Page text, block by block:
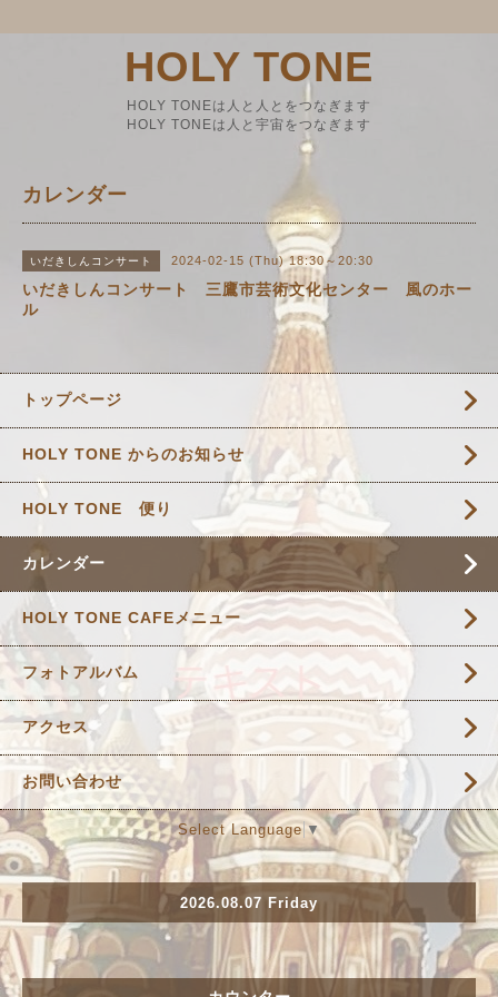
HOLY TONE
HOLY TONEは人と人とをつなぎます
HOLY TONEは人と宇宙をつなぎます
カレンダー
いだきしんコンサート 2024-02-15 (Thu) 18:30～20:30
いだきしんコンサート 三鷹市芸術文化センター 風のホー
ル
トップページ
HOLY TONE からのお知らせ
HOLY TONE 便り
カレンダー
HOLY TONE CAFEメニュー
フォトアルバム
アクセス
お問い合わせ
Select Language ▼
2026.08.07 Friday